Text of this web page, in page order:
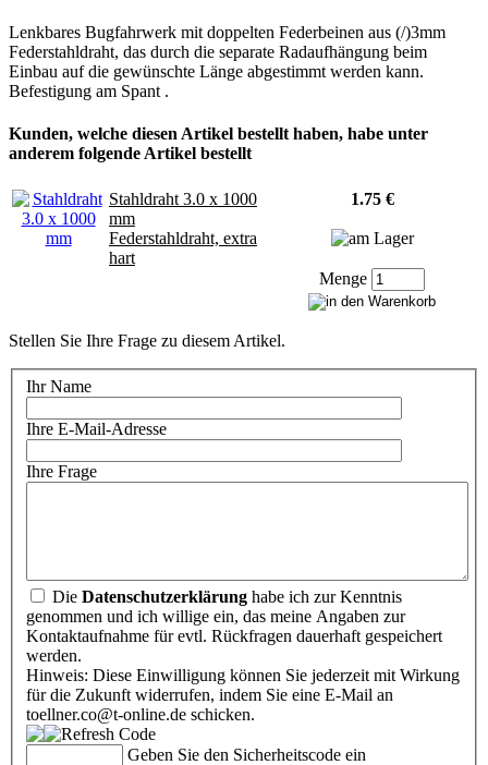
Lenkbares Bugfahrwerk mit doppelten Federbeinen aus (/)3mm
Federstahldraht, das durch die separate Radaufhängung beim
Einbau auf die gewünschte Länge abgestimmt werden kann.
Befestigung am Spant .
Kunden, welche diesen Artikel bestellt haben, habe unter
anderem folgende Artikel bestellt
Stahldraht 3.0 x 1000
mm
Federstahldraht, extra
hart
1.75 €
Menge
Stellen Sie Ihre Frage zu diesem Artikel.
Ihr Name
Ihre E-Mail-Adresse
Ihre Frage
Die Datenschutzerklärung habe ich zur Kenntnis
genommen und ich willige ein, das meine Angaben zur
Kontaktaufnahme für evtl. Rückfragen dauerhaft gespeichert
werden.
Hinweis: Diese Einwilligung können Sie jederzeit mit Wirkung
für die Zukunft widerrufen, indem Sie eine E-Mail an
toellner.co@t-online.de schicken.
Geben Sie den Sicherheitscode ein